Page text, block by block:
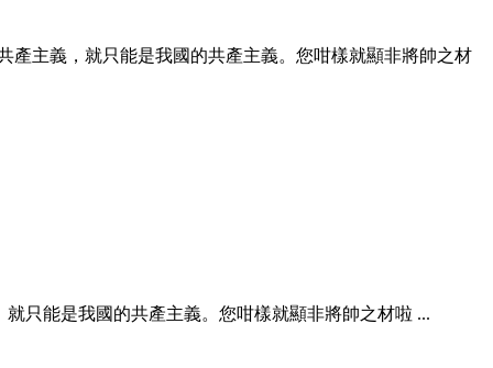
產主義，就只能是我國的共產主義。您咁樣就顯非將帥之材
只能是我國的共產主義。您咁樣就顯非將帥之材啦 ...